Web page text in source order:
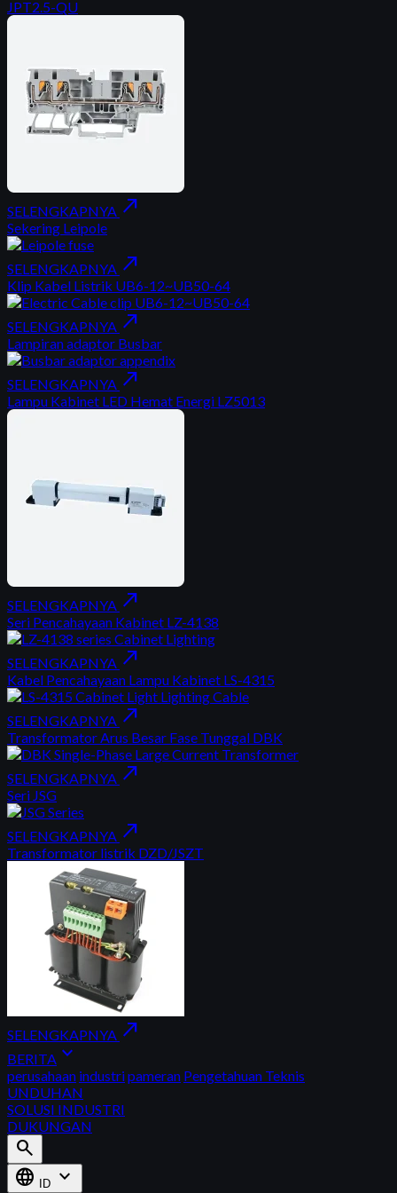
JPT2.5-QU
SELENGKAPNYA north_east
Sekering Leipole
SELENGKAPNYA north_east
Klip Kabel Listrik UB6-12~UB50-64
SELENGKAPNYA north_east
Lampiran adaptor Busbar
SELENGKAPNYA north_east
Lampu Kabinet LED Hemat Energi LZ5013
SELENGKAPNYA north_east
Seri Pencahayaan Kabinet LZ-4138
SELENGKAPNYA north_east
Kabel Pencahayaan Lampu Kabinet LS-4315
SELENGKAPNYA north_east
Transformator Arus Besar Fase Tunggal DBK
SELENGKAPNYA north_east
Seri JSG
SELENGKAPNYA north_east
Transformator listrik DZD/JSZT
SELENGKAPNYA north_east
BERITA expand_more
perusahaan industripameran Pengetahuan Teknis
UNDUHAN
SOLUSI INDUSTRI
DUKUNGAN
search
language
ID expand_more